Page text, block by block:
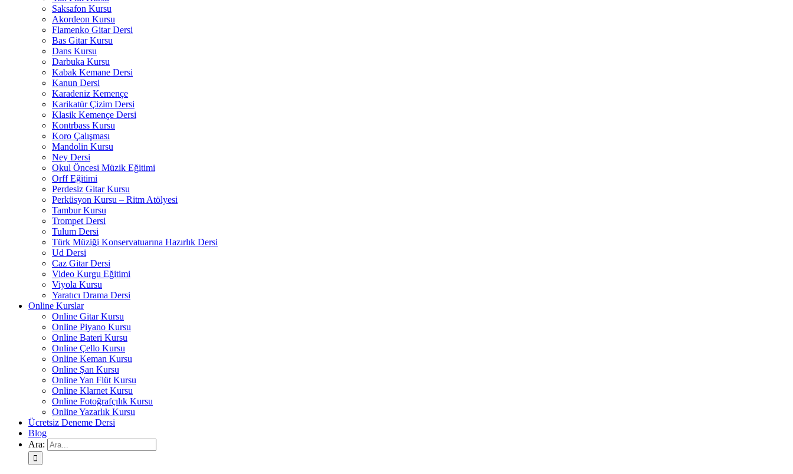
Saksafon Kursu
Akordeon Kursu
Flamenko Gitar Dersi
Bas Gitar Kursu
Dans Kursu
Darbuka Kursu
Kabak Kemane Dersi
Kanun Dersi
Karadeniz Kemençe
Karikatür Çizim Dersi
Klasik Kemençe Dersi
Kontrbass Kursu
Koro Çalışması
Mandolin Kursu
Ney Dersi
Okul Öncesi Müzik Eğitimi
Orff Eğitimi
Perdesiz Gitar Kursu
Perküsyon Kursu – Ritm Atölyesi
Tambur Kursu
Trompet Dersi
Tulum Dersi
Türk Müziği Konservatuarına Hazırlık Dersi
Ud Dersi
Caz Gitar Dersi
Video Kurgu Eğitimi
Viyola Kursu
Yaratıcı Drama Dersi
Online Kurslar
Online Gitar Kursu
Online Piyano Kursu
Online Bateri Kursu
Online Çello Kursu
Online Keman Kursu
Online Şan Kursu
Online Yan Flüt Kursu
Online Klarnet Kursu
Online Fotoğrafçılık Kursu
Online Yazarlık Kursu
Ücretsiz Deneme Dersi
Blog
Ara: